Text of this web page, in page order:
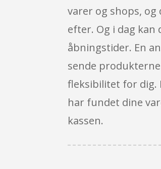
varer og shops,
efter. Og i dag
åbningstider. En
sende
fleksibilitet for dig.
har fundet dine
kassen.